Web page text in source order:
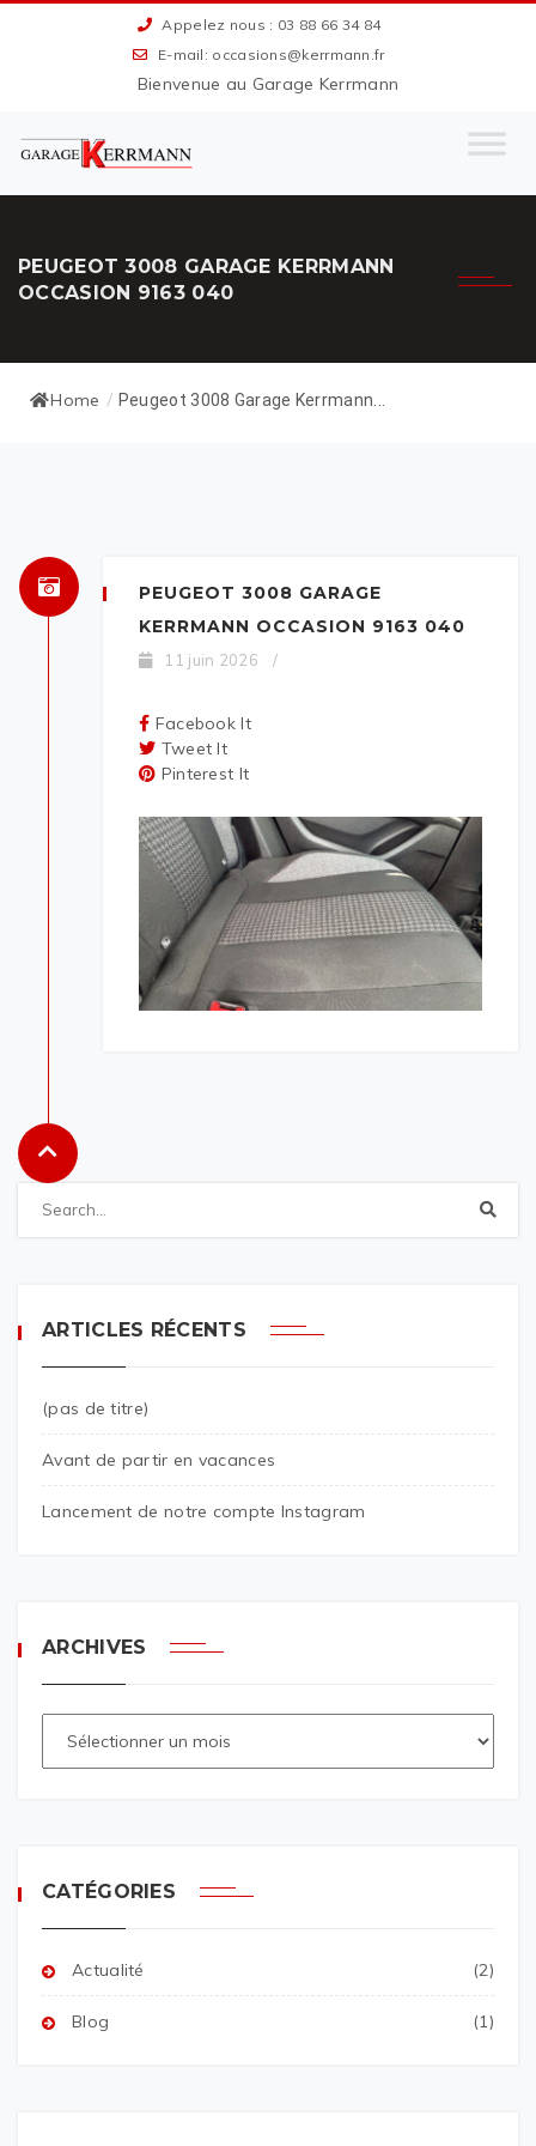
Appelez nous : 03 88 66 34 84
E-mail: occasions@kerrmann.fr
Bienvenue au Garage Kerrmann
PEUGEOT 3008 GARAGE KERRMANN
OCCASION 9163 040
Home / Peugeot 3008 Garage Kerrmann...
PEUGEOT 3008 GARAGE
KERRMANN OCCASION 9163 040
11 juin 2026 /
Facebook It
Tweet It
Pinterest It
ARTICLES RÉCENTS
(pas de titre)
Avant de partir en vacances
Lancement de notre compte Instagram
ARCHIVES
CATÉGORIES
Actualité (2)
Blog (1)